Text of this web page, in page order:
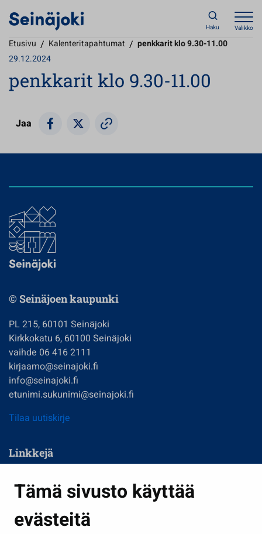
Tämä sivusto käyttää
evästeitä
Haku Valikko
Etusivu / Kalenteritapahtumat / penkkarit klo 9.30-11.00
29.12.2024
penkkarit klo 9.30-11.00
Jaa
© Seinäjoen kaupunki
PL 215, 60101 Seinäjoki
Kirkkokatu 6, 60100 Seinäjoki
vaihde 06 416 2111
kirjaamo@seinajoki.fi
info@seinajoki.fi
etunimi.sukunimi@seinajoki.fi
Tilaa uutiskirje
Linkkejä
Kasvatus ja opetus
Kulttuuri ja liikunta